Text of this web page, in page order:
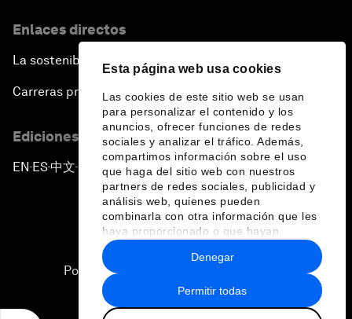
Esta página web usa cookies
Las cookies de este sitio web se usan
para personalizar el contenido y los
anuncios, ofrecer funciones de redes
sociales y analizar el tráfico. Además,
compartimos información sobre el uso
que haga del sitio web con nuestros
partners de redes sociales, publicidad y
análisis web, quienes pueden
combinarla con otra información que les
haya proporcionado o que hayan
recopilado a partir del uso que haya
hecho de sus servicios.
Permitir todas
Denegar
Enlaces directos
La sostenibilidad en el Foro
Carreras profesionales
Ediciones en otros idiomas
EN ▪ ES▪中文▪ 日本語
Política de privacidad y normas de uso